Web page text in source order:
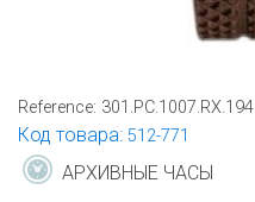
Reference: 301.PC.1007.RX.194
Код товара: 512-771
АРХИВНЫЕ ЧАСЫ